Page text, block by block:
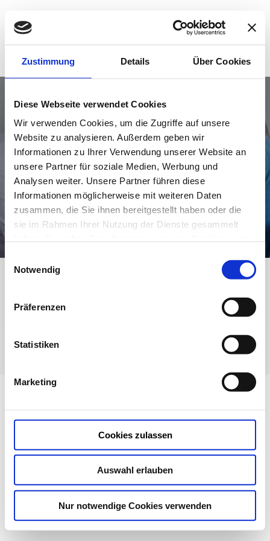
Zustimmung Details Über Cookies
Diese Webseite verwendet Cookies
Wir verwenden Cookies, um die Zugriffe auf unsere
Website zu analysieren. Außerdem geben wir
Informationen zu Ihrer Verwendung unserer Website an
unsere Partner für soziale Medien, Werbung und
Analysen weiter. Unsere Partner führen diese
Informationen möglicherweise mit weiteren Daten
zusammen, die Sie ihnen bereitgestellt haben oder die
sie im Rahmen Ihrer Nutzung der Dienste gesammelt
Einwilligungsauswahl
Notwendig
Präferenzen
Statistiken
Marketing
Cookies zulassen
Auswahl erlauben
Nur notwendige Cookies verwenden
Inhalt
springen
Webseite realisiert von
web-media-kowalke.de